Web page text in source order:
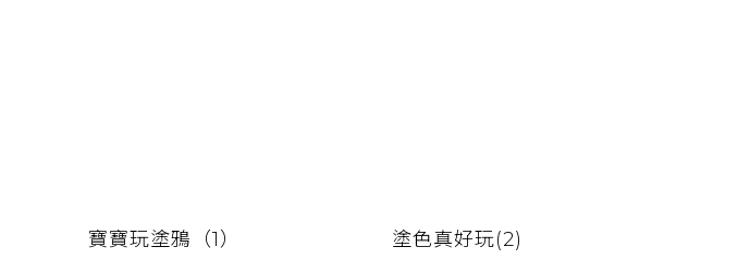
寶寶玩塗鴉（1） 塗色真好玩(2)